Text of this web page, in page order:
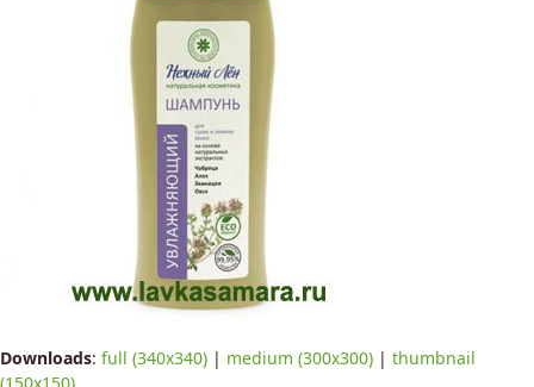
Downloads: full (340x340) | medium (300x300) | thumbnail